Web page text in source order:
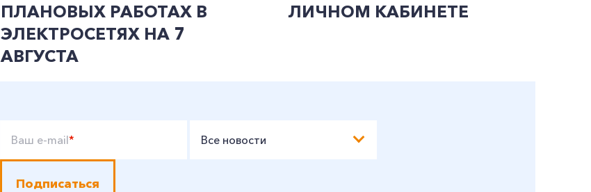
ПЛАНОВЫХ РАБОТАХ В
ЭЛЕКТРОСЕТЯХ НА 7
АВГУСТА
ЛИЧНОМ КАБИНЕТЕ
Ваш e-mail* Все новости
Подписаться